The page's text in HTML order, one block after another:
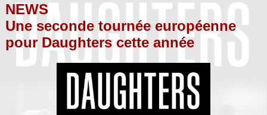
NEWS
Une seconde tournée européenne
pour Daughters cette année